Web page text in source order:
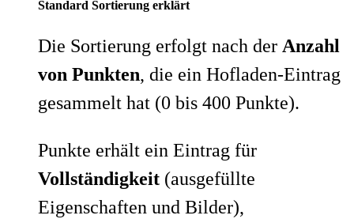
Standard Sortierung erklärt
Die Sortierung erfolgt nach der Anzahl
von Punkten, die ein Hofladen-Eintrag
gesammelt hat (0 bis 400 Punkte).
Punkte erhält ein Eintrag für
Vollständigkeit (ausgefüllte
Eigenschaften und Bilder),